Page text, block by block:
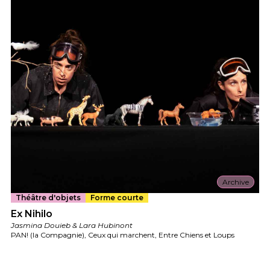
Archive
Théâtre d'objets
Forme courte
Ex Nihilo
Jasmina Douieb & Lara Hubinont
PAN! (la Compagnie), Ceux qui marchent, Entre Chiens et Loups